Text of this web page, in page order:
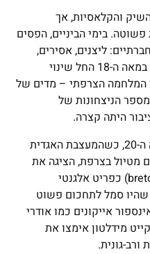
והקלאסיות, אך
בימי הביניים, הפסים
ליצנים, אסירים,
זונות ואף אנשים בעלי נגעים. רק במאה ה-18 החל שינוי
המלחמה הצרפתי – מדים של
כללו 21 פסים (מספר הניצחונות של
היתה קצרה.
פריצת הדרך הגדולה הגיעה במאה ה-20, כשהמעצבת האגדית
מטיול בצרפת, הציגה את
חולצת הפסים البحרית (breton stripe) כפריט אלגנטי
סמל לתחכום פשוט
אייקונים כמו אודרי
מידלטון אימצו את
גונית.